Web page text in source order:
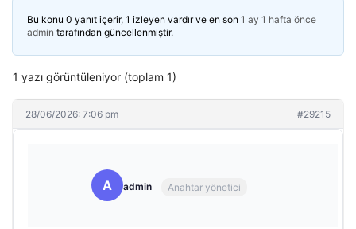
Bu konu 0 yanıt içerir, 1 izleyen vardır ve en son 1 ay 1 hafta önce
admin tarafından güncellenmiştir.
1 yazı görüntüleniyor (toplam 1)
28/06/2026: 7:06 pm #29215
A admin Anahtar yönetici